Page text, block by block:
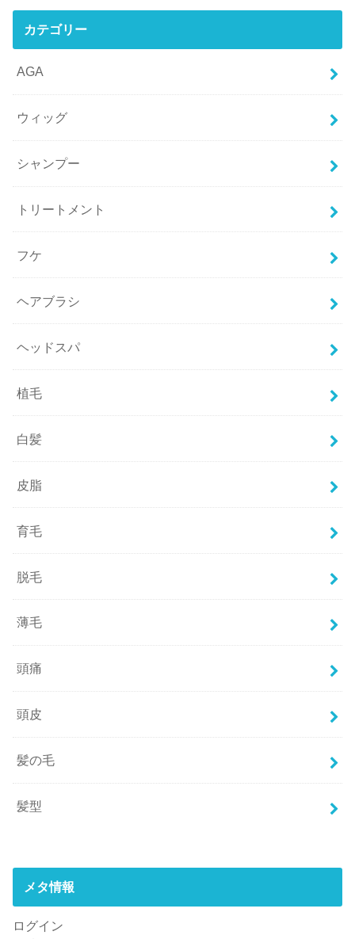
カテゴリー
AGA
ウィッグ
シャンプー
トリートメント
フケ
ヘアブラシ
ヘッドスパ
植毛
白髪
皮脂
育毛
脱毛
薄毛
頭痛
頭皮
髪の毛
髪型
メタ情報
ログイン